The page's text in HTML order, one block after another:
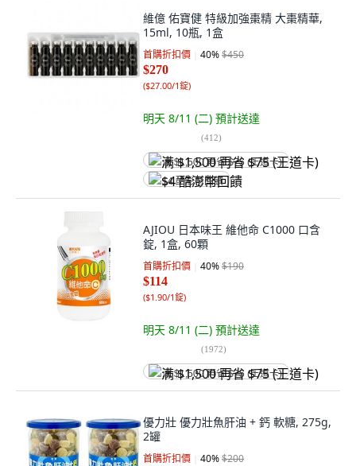
維億 佑寶健 特級加強棗精 大棗精華,
15ml, 10瓶, 1盒
首購折扣價 40%$450
$270
($27.00/1錠)
明天 8/11 (二) 預計送達
(412)
满 $1,500 再省 $75 (王道卡)
$4 酷澎幣回饋
AJIOU 日本味王 維他命 C1000 口含
錠, 1盒, 60顆
首購折扣價 40%$190
$114
($1.90/1錠)
明天 8/11 (二) 預計送達
(1972)
满 $1,500 再省 $75 (王道卡)
優力壯 優力壯魚肝油 + 鈣 軟糖, 275g,
2罐
首購折扣價 40%$200